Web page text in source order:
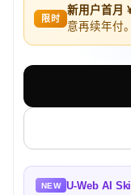
限时
新用户首月
意再续年付。
NEW U-Web AI